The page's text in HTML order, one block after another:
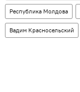
Республика Молдова
Вадим Красносельский